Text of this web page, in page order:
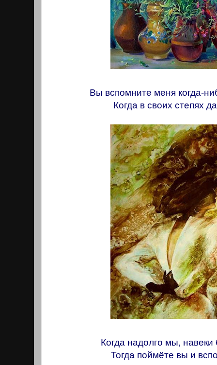
Вы вспомните меня когда-
Когда в своих степях
Когда надолго мы,
Тогда поймёте вы и